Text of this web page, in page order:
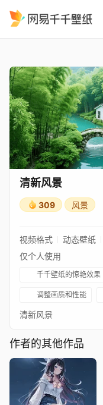
清新风景
309 风景
视频格式 动态壁纸
仅个人使用
千千壁纸的惊艳效果
调整画质和性能
清新风景
作者的其他作品